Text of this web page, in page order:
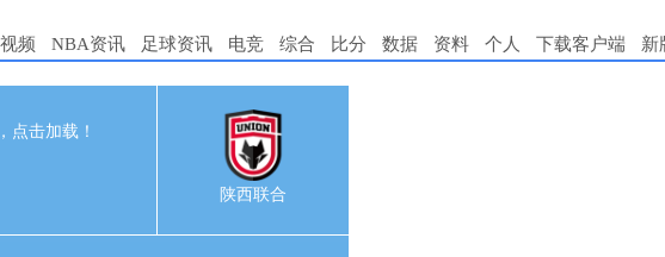
频 NBA资讯 足球资讯 电竞 综合 比分 数据 资料 个人 下载客户端 新
点击加载！
陕西联合